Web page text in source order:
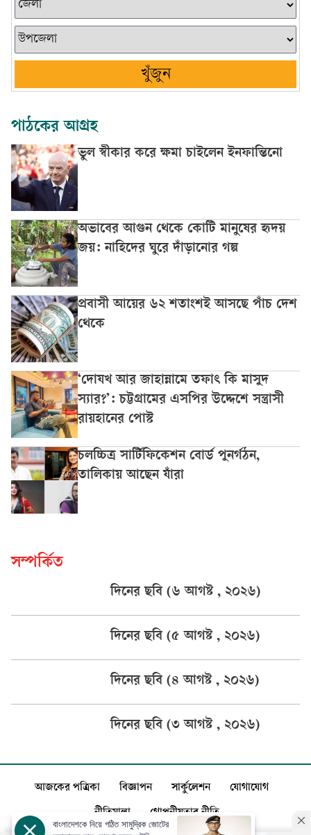
খুঁজুন
পাঠকের আগ্রহ
ভুল স্বীকার করে ক্ষমা চাইলেন ইনফান্তিনো
অভাবের আগুন থেকে কোটি মানুষের হৃদয়
জয়: নাহিদের ঘুরে দাঁড়ানোর গল্প
প্রবাসী আয়ের ৬২ শতাংশই আসছে পাঁচ দেশ
থেকে
‘দোযখ আর জাহান্নামে তফাৎ কি মাসুদ
স্যার?’: চট্টগ্রামের এসপির উদ্দেশে সন্ত্রাসী
রায়হানের পোস্ট
চলচ্চিত্র সার্টিফিকেশন বোর্ড পুনর্গঠন,
তালিকায় আছেন যাঁরা
সম্পর্কিত
দিনের ছবি (৬ আগষ্ট , ২০২৬)
দিনের ছবি (৫ আগষ্ট , ২০২৬)
দিনের ছবি (৪ আগষ্ট , ২০২৬)
দিনের ছবি (৩ আগষ্ট , ২০২৬)
আজকের পত্রিকা বিজ্ঞাপন সার্কুলেশন যোগাযোগ
নীতিমালা গোপনীয়তার নীতি
বাংলাদেশকে নিয়ে গঠিত সামুদ্রিক জোটের